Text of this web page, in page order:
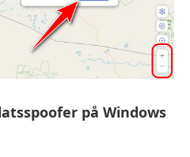
på Windows